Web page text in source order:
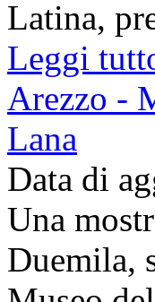
Latina,
Leggi
Arezzo -
Lana
Data di
Una
Duemila,